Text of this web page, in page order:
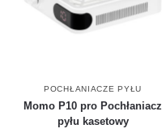
POCHŁANIACZE PYŁU
Momo P10 pro Pochłaniacz
pyłu kasetowy